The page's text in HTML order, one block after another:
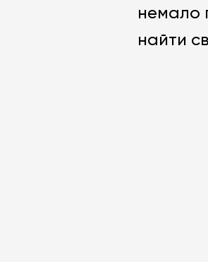
немало
найти